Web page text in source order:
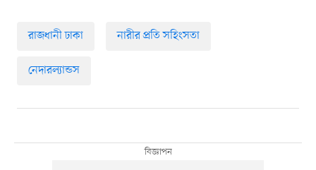
রাজধানী ঢাকা নারীর প্রতি সহিংসতা
নেদারল্যান্ডস